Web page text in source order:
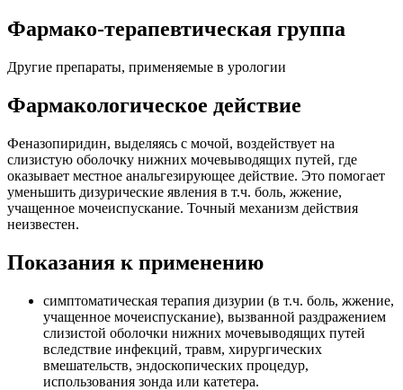
Фармако-терапевтическая группа
Другие препараты, применяемые в урологии
Фармакологическое действие
Феназопиридин, выделяясь с мочой, воздействует на
слизистую оболочку нижних мочевыводящих путей, где
оказывает местное анальгезирующее действие. Это помогает
уменьшить дизурические явления в т.ч. боль, жжение,
учащенное мочеиспускание. Точный механизм действия
неизвестен.
Показания к применению
симптоматическая терапия дизурии (в т.ч. боль, жжение,
учащенное мочеиспускание), вызванной раздражением
слизистой оболочки нижних мочевыводящих путей
вследствие инфекций, травм, хирургических
вмешательств, эндоскопических процедур,
использования зонда или катетера.